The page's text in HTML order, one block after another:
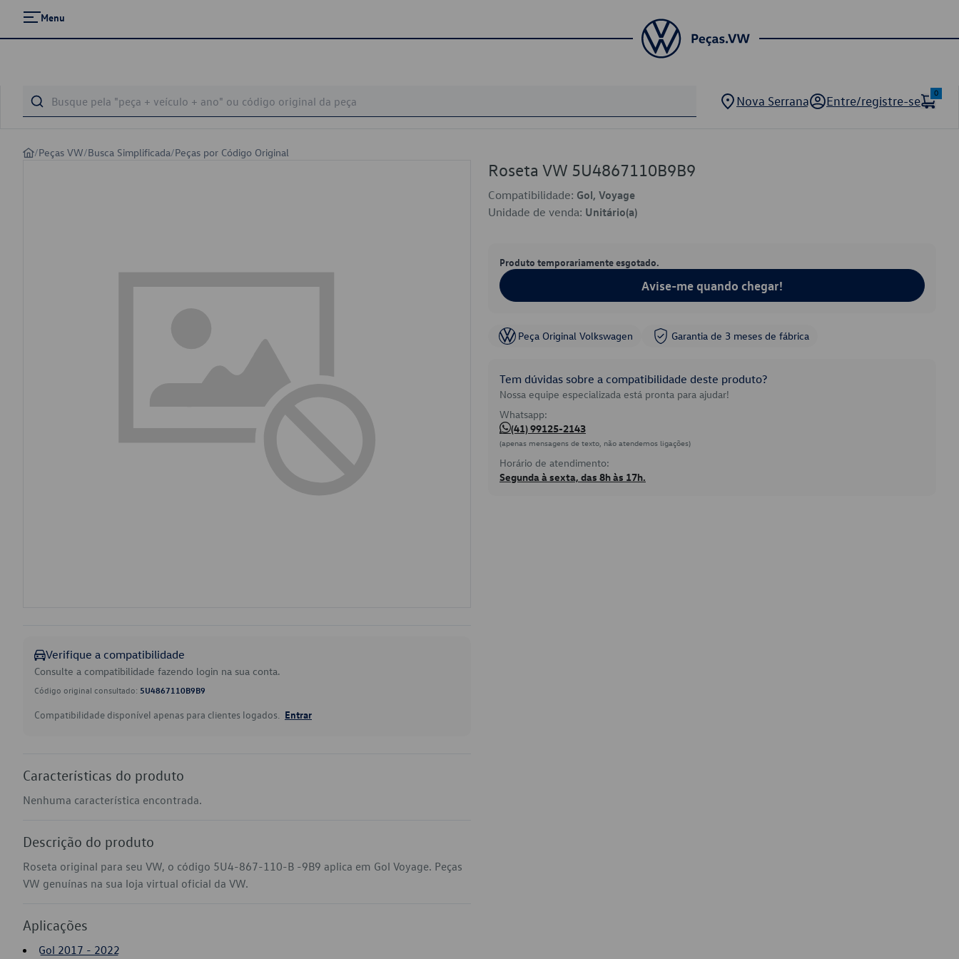
Menu
Nova Serrana Entre/registre-se
0
/Peças VW/Busca Simplificada/Peças por Código Original
Verifique a compatibilidade
Consulte a compatibilidade fazendo login na sua conta.
Código original consultado: 5U4867110B9B9
Compatibilidade disponível apenas para clientes logados. Entrar
Características do produto
Nenhuma característica encontrada.
Descrição do produto
Roseta original para seu VW, o código 5U4-867-110-B -9B9 aplica em Gol Voyage. Peças
VW genuínas na sua loja virtual oficial da VW.
Aplicações
Gol 2017 - 2022
Roseta VW 5U4867110B9B9
Compatibilidade: Gol, Voyage
Unidade de venda: Unitário(a)
Produto temporariamente esgotado.
Avise-me quando chegar!
Peça Original Volkswagen Garantia de 3 meses de fábrica
Tem dúvidas sobre a compatibilidade deste produto?
Nossa equipe especializada está pronta para ajudar!
Whatsapp:
(41) 99125-2143
(apenas mensagens de texto, não atendemos ligações)
Horário de atendimento:
Segunda à sexta, das 8h às 17h.